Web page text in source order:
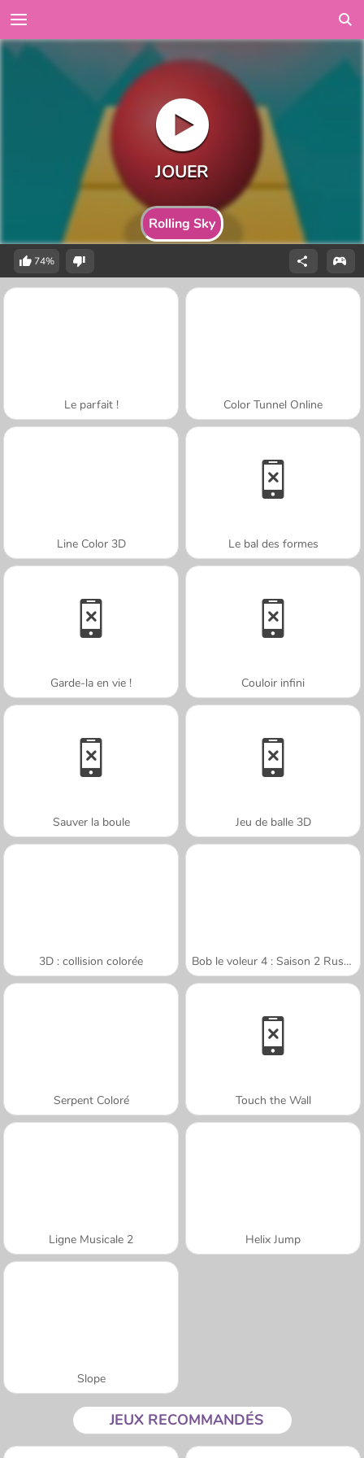
Rolling Sky
74%
Le parfait ! Color Tunnel Online
Line Color 3D Le bal des formes
Garde-la en vie ! Couloir infini
Sauver la boule Jeu de balle 3D
3D : collision colorée Bob le voleur 4 : Saison 2 Russie
Serpent Coloré Touch the Wall
Ligne Musicale 2 Helix Jump
Slope
JEUX RECOMMANDÉS